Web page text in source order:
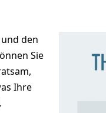
den
Sie
Ihre